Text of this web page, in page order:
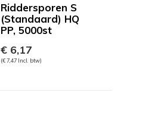
Riddersporen S
(Standaard) HQ
PP, 5000st
€ 6,17
(€ 7,47 Incl. btw)